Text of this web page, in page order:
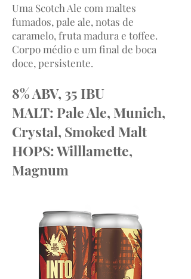
Uma Scotch Ale com maltes
fumados, pale ale, notas de
caramelo, fruta madura e toffee.
Corpo médio e um final de boca
doce, persistente.
8% ABV, 35 IBU
MALT: Pale Ale, Munich,
Crystal, Smoked Malt
HOPS: Willlamette,
Magnum